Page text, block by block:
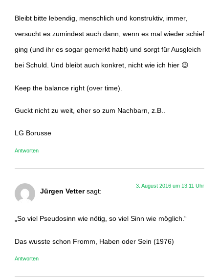
Bleibt bitte lebendig, menschlich und konstruktiv, immer,
versucht es zumindest auch dann, wenn es mal wieder schief
ging (und ihr es sogar gemerkt habt) und sorgt für Ausgleich
bei Schuld. Und bleibt auch konkret, nicht wie ich hier 😉
Keep the balance right (over time).
Guckt nicht zu weit, eher so zum Nachbarn, z.B..
LG Borusse
Antworten
Jürgen Vetter sagt:
3. August 2016 um 13:11 Uhr
„So viel Pseudosinn wie nötig, so viel Sinn wie möglich.“
Das wusste schon Fromm, Haben oder Sein (1976)
Antworten